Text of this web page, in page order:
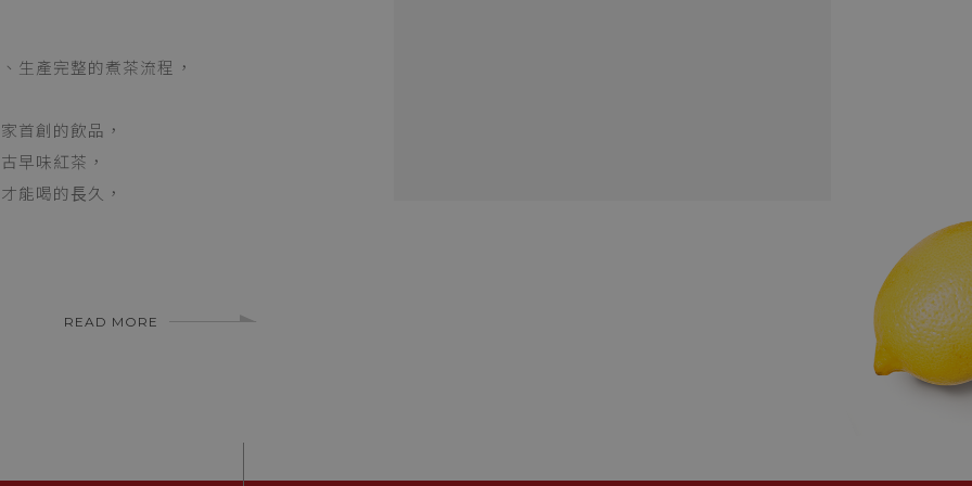
生產完整的煮茶流程，
首創的飲品，
早味紅茶，
能喝的⻑久，
READ MORE